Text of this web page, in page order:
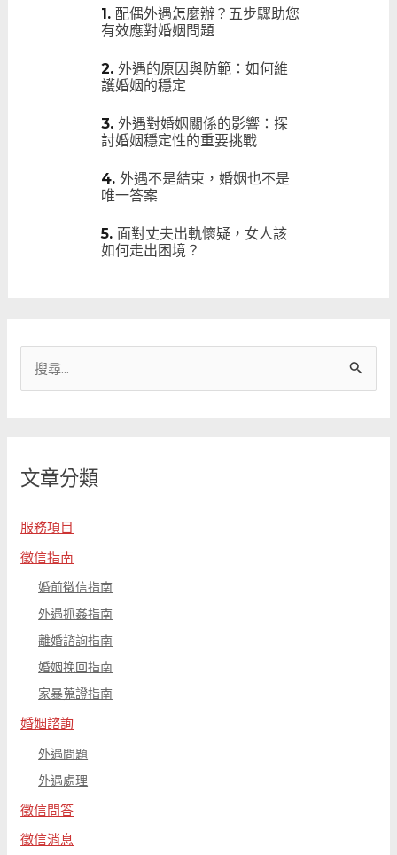
配偶外遇怎麼辦？五步驟助您
有效應對婚姻問題
外遇的原因與防範：如何維
護婚姻的穩定
外遇對婚姻關係的影響：探
討婚姻穩定性的重要挑戰
外遇不是結束，婚姻也不是
唯一答案
面對丈夫出軌懷疑，女人該
如何走出困境？
字
文章分類
服務項目
徵信指南
婚前徵信指南
外遇抓姦指南
離婚諮詢指南
婚姻挽回指南
家暴蒐證指南
婚姻諮詢
外遇問題
外遇處理
徵信問答
徵信消息